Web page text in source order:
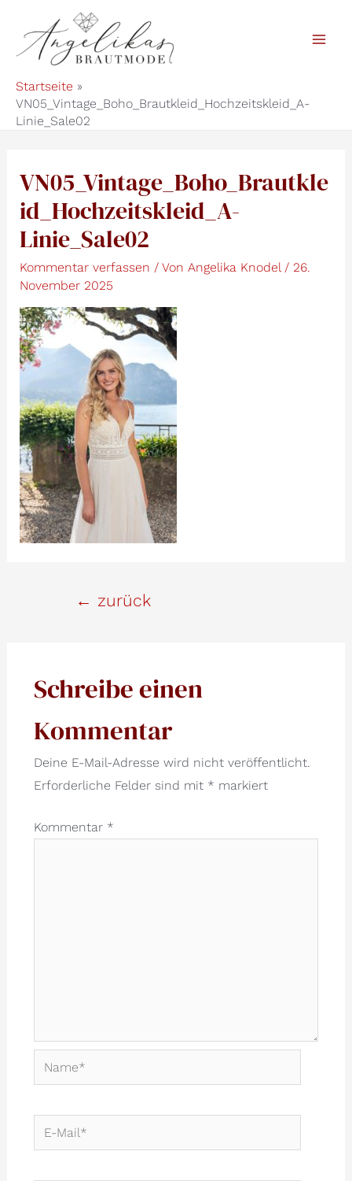
Inhalt
springen
Startseite
VN05_Vintage_Boho_Brautkleid_Hochzeitskleid_A-
Linie_Sale02
VN05_Vintage_Boho_Brautkle
id_Hochzeitskleid_A-
Linie_Sale02
Kommentar verfassen / Von Angelika Knodel / 26.
November 2025
← zurück
Schreibe einen
Kommentar
Deine E-Mail-Adresse wird nicht veröffentlicht.
Erforderliche Felder sind mit * markiert
Kommentar *
Name*
E-
Mail*